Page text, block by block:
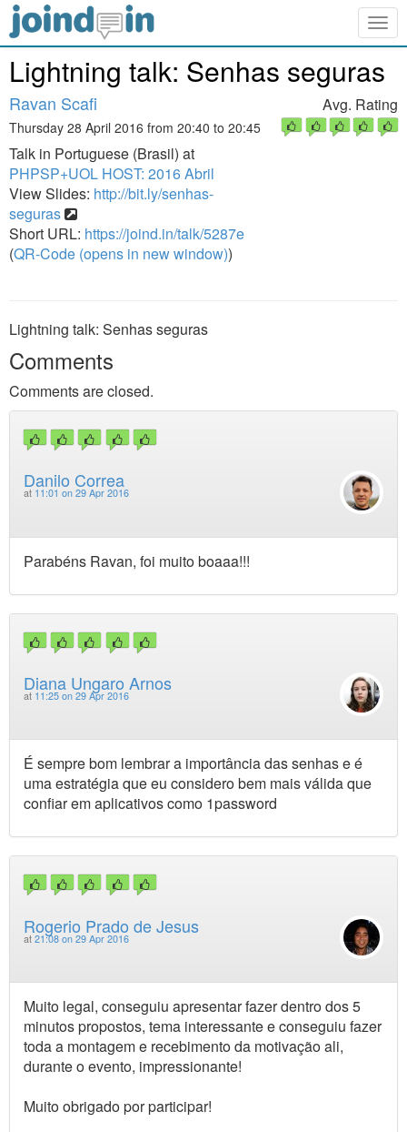
Lightning talk: Senhas seguras
Ravan Scafi
Thursday 28 April 2016 from 20:40 to 20:45
Talk in Portuguese (Brasil) at
PHPSP+UOL HOST: 2016 Abril
View Slides: http://bit.ly/senhas-
seguras
Short URL: https://joind.in/talk/5287e
(QR-Code (opens in new window))
Avg. Rating
Lightning talk: Senhas seguras
Comments
Comments are closed.
Danilo Correa
at 11:01 on 29 Apr 2016
Parabéns Ravan, foi muito boaaa!!!
Diana Ungaro Arnos
at 11:25 on 29 Apr 2016
É sempre bom lembrar a importância das senhas e é
uma estratégia que eu considero bem mais válida que
confiar em aplicativos como 1password
Rogerio Prado de Jesus
at 21:08 on 29 Apr 2016
Muito legal, conseguiu apresentar fazer dentro dos 5
minutos propostos, tema interessante e conseguiu fazer
toda a montagem e recebimento da motivação ali,
durante o evento, impressionante!
Muito obrigado por participar!